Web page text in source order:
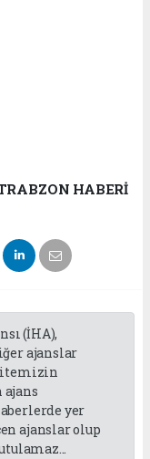
HABERİ
(İHA),
ajanslar
yer
ajanslar olup